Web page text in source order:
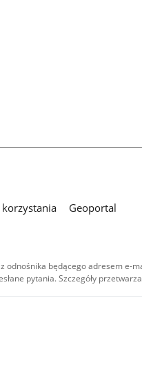
Geoportal
będącego adresem e-
pytania. Szczegóły